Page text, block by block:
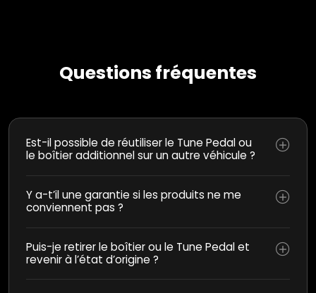
Questions fréquentes
Est-il possible de réutiliser le Tune Pedal ou
le boîtier additionnel sur un autre véhicule ?
Y a-t’il une garantie si les produits ne me
conviennent pas ?
Puis-je retirer le boîtier ou le Tune Pedal et
revenir à l’état d’origine ?